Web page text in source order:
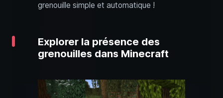
grenouille simple et automatique !
Explorer la présence des
grenouilles dans Minecraft